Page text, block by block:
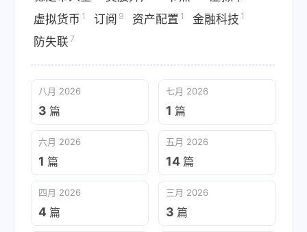
虚拟货币 1 订阅 9 资产配置 1 金融科技 1
防失联 7
八月 2026
3 篇
七月 2026
1 篇
六月 2026
1 篇
五月 2026
14 篇
四月 2026
4 篇
三月 2026
3 篇